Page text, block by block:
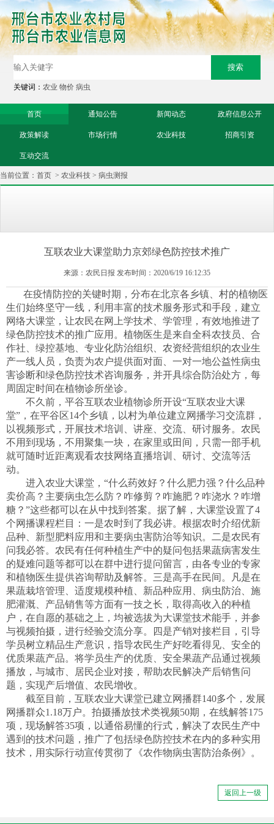
关键词：农业 物价 病虫
首页 通知公告 新闻动态 政府信息公开
政策解读 市场行情 农业科技 招商引资
互动交流
当前位置： 首页 > 农业科技 > 病虫测报
互联农业大课堂助力京郊绿色防控技术推广
来源：农民日报 发布时间：2020/6/19 16:12:35
在疫情防控的关键时期，分布在北京各乡镇、村的植物医
生们始终坚守一线，利用丰富的技术服务形式和手段，建立
网络大课堂，让农民在网上学技术、学管理，有效地推进了
绿色防控技术的推广应用。植物医生是来自全科农技员、合
作社、绿控基地、专业化防治组织、农资经营组织的农业生
产一线人员，负责为农户提供面对面、一对一地公益性病虫
害诊断和绿色防控技术咨询服务，并开具综合防治处方，每
周固定时间在植物诊所坐诊。
不久前，平谷互联农业植物诊所开设“互联农业大课
堂”，在平谷区14个乡镇，以村为单位建立网播学习交流群，
以视频形式，开展技术培训、讲座、交流、研讨服务。农民
不用到现场，不用聚集一块，在家里或田间，只需一部手机
就可随时近距离观看农技网络直播培训、研讨、交流等活
动。
进入农业大课堂，“什么药效好？什么肥力强？什么品种
卖价高？主要病虫怎么防？咋修剪？咋施肥？咋浇水？咋增
糖？”这些都可以在从中找到答案。据了解，大课堂设置了4
个网播课程栏目：一是农时到了我必讲。根据农时介绍优新
品种、新型肥料应用和主要病虫害防治等知识。二是农民有
问我必答。农民有任何种植生产中的疑问包括果蔬病害发生
的疑难问题等都可以在群中进行提问留言，由各专业的专家
和植物医生提供咨询帮助及解答。三是高手在民间。凡是在
果蔬栽培管理、适度规模种植、新品种应用、病虫防治、施
肥灌溉、产品销售等方面有一技之长，取得高收入的种植
户，在自愿的基础之上，均被选拔为大课堂技术能手，并参
与视频拍摄，进行经验交流分享。四是产销对接栏目，引导
学员树立精品生产意识，指导农民生产好吃看得见、安全的
优质果蔬产品。将学员生产的优质、安全果蔬产品通过视频
播放，与城市、居民企业对接，帮助农民解决产后销售问
题，实现产后增值、农民增收。
截至目前，互联农业大课堂已建立网播群140多个，发展
网播群众1.18万户。拍摄播放技术类视频50期，在线解答175
项，现场解答35项，以通俗易懂的行式，解决了农民生产中
遇到的技术问题，推广了包括绿色防控技术在内的多种实用
技术，用实际行动宣传贯彻了《农作物病虫害防治条例》。
返回上一级